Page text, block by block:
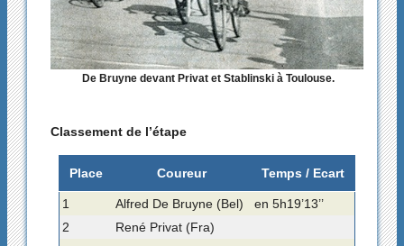
De Bruyne devant Privat et Stablinski à Toulouse.
Classement de l’étape
Place Coureur Temps / Ecart
1 Alfred De Bruyne (Bel)
en 5h19’13’’
2
René Privat (Fra)